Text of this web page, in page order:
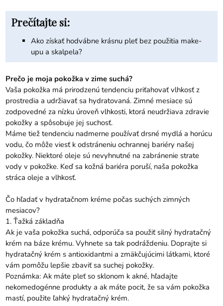
Prečítajte si:
Ako získať hodvábne krásnu pleť bez použitia make-
upu a skalpela?
Prečo je moja pokožka v zime suchá?
Vaša pokožka má prirodzenú tendenciu priťahovať vlhkosť z
prostredia a udržiavať sa hydratovaná. Zimné mesiace sú
zodpovedné za nízku úroveň vlhkosti, ktorá neudržiava zdravie
pokožky a spôsobuje jej suchosť.
Máme tiež tendenciu nadmerne používať drsné mydlá a horúcu
vodu, čo môže viesť k odstráneniu ochrannej bariéry našej
pokožky. Niektoré oleje sú nevyhnutné na zabránenie strate
vody v pokožke. Keď sa kožná bariéra poruší, naša pokožka
stráca oleje a vlhkosť.
Čo hľadať v hydratačnom kréme počas suchých zimných
mesiacov?
1. Ťažká základňa
Ak je vaša pokožka suchá, odporúča sa použiť silný hydratačný
krém na báze krému. Vyhnete sa tak podráždeniu. Doprajte si
hydratačný krém s antioxidantmi a zmäkčujúcimi látkami, ktoré
vám pomôžu lepšie zbaviť sa suchej pokožky.
Poznámka: Ak máte pleť so sklonom k ​​akné, hľadajte
nekomedogénne produkty a ak máte pocit, že sa vám pokožka
mastí, použite ľahký hydratačný krém.